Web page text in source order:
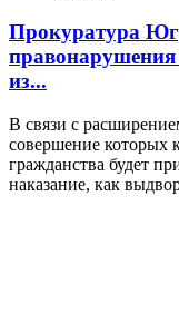
Прокуратура
правонарушения
из...
В связи с
совершение которых
гражданства будет
наказание, как